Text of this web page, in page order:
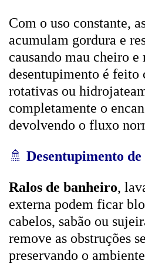
Com o uso constante,
acumulam gordura e
causando mau cheiro
desentupimento é feito
rotativas ou
completamente o
devolvendo o fluxo
🚿 Desentupimento de
Ralos de banheiro,
externa podem ficar
cabelos, sabão ou
remove as obstruções
preservando o